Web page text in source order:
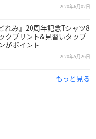
2020年6月02日
れみ』20周年記念Tシャツ8
クプリント&見習いタップ
がポイント
2020年5月26日
もっと見る